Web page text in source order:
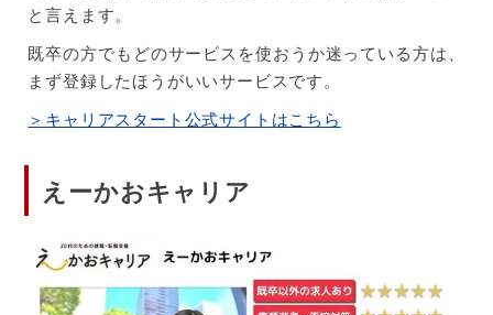
と言えます。
既卒の方でもどのサービスを使おうか迷っている方は、
まず登録したほうがいいサービスです。
＞キャリアスタート公式サイトはこちら
えーかおキャリア